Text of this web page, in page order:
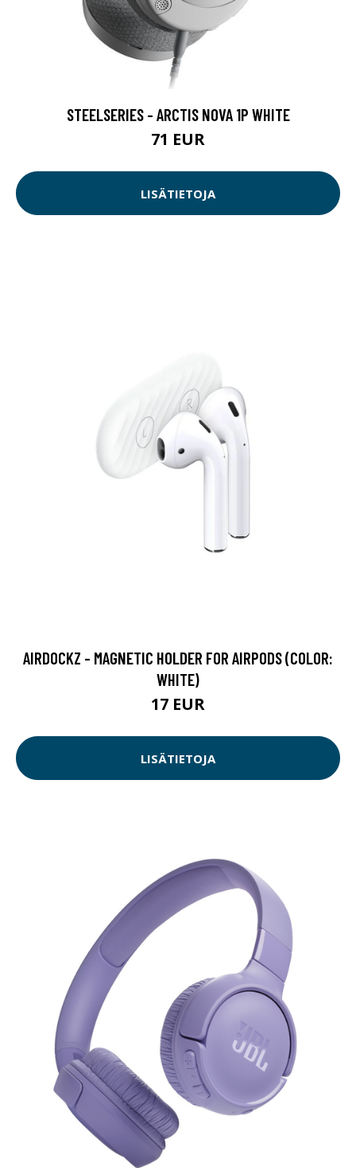
STEELSERIES - ARCTIS NOVA 1P WHITE
71 EUR
LISÄTIETOJA
AIRDOCKZ - MAGNETIC HOLDER FOR AIRPODS (COLOR:
WHITE)
17 EUR
LISÄTIETOJA